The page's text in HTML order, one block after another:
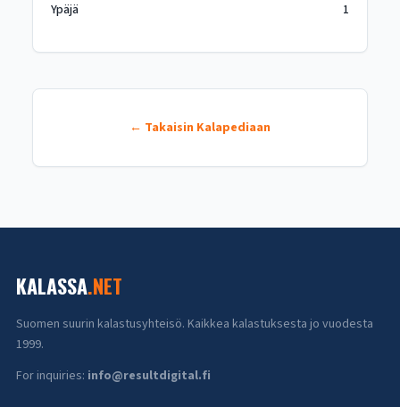
Ypäjä 1
← Takaisin Kalapediaan
KALASSA.NET
Suomen suurin kalastusyhteisö. Kaikkea kalastuksesta jo vuodesta
1999.
For inquiries: info@resultdigital.fi